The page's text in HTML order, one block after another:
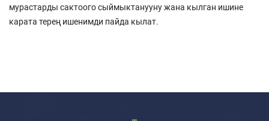
мурастарды сактоого сыймыктанууну жана кылган ишине
карата терең ишенимди пайда кылат.